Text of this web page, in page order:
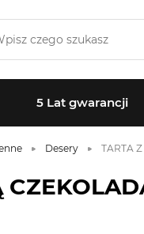
5 Lat gwarancji
Desery TARTA